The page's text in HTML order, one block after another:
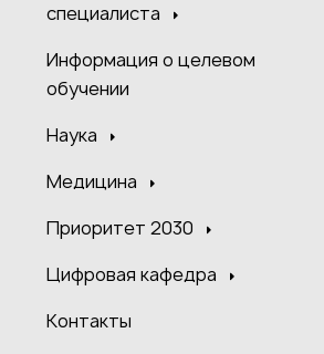
специалиста
Информация о целевом
обучении
Наука
Медицина
Приоритет 2030
Цифровая кафедра
Контакты